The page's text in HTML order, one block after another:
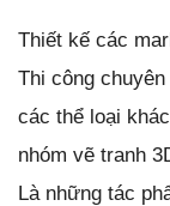
Thiết kế các
Thi công
các thể loại
nhóm vẽ tranh
Là những tác